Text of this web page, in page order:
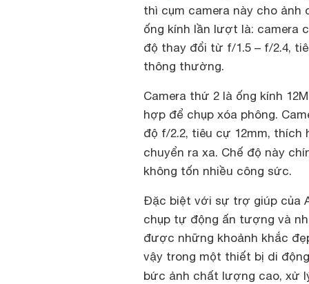
thì cụm camera này cho
ống kính lần lượt là: camera
độ thay đổi từ f/1.5 – f/2.4,
thông thường.
Camera thứ 2 là ống kính
hợp để chụp xóa phông.
độ f/2.2, tiêu cự 12mm, thích
chuyển ra xa. Chế độ này
không tốn nhiều công sức.
Đặc biệt với sự trợ giúp của
chụp tự động ấn tượng và
được những khoảnh khắc
vậy trong một thiết bị di
bức ảnh chất lượng cao, xử